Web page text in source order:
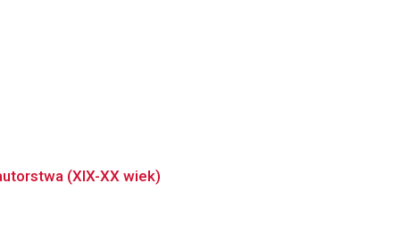
(XIX-XX wiek)